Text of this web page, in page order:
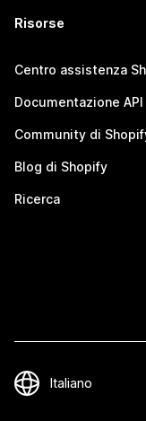
Risorse
Centro assistenza
Documentazione API
Community di
Blog di Shopify
Ricerca